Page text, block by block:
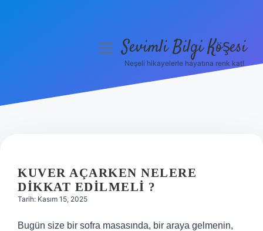
Hakkımızda
menüyüSevimli Bilgi Köşesi
Neşeli hikayelerle hayatına renk kat!
KUVER AÇARKEN NELERE
DIKKAT EDILMELI ?
Tarih: Kasım 15, 2025
Bugün size bir sofra masasında, bir araya gelmenin,